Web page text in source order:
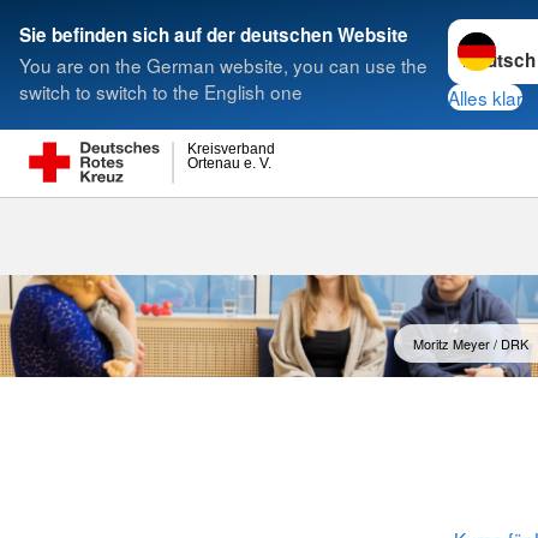
Sie befinden sich auf der deutschen Website
You are on the German website, you can use the
switch to switch to the English one
Sprache
Alles klar
Ortenau e. V.
Kreisverband
Suche
Moritz Meyer / DRK